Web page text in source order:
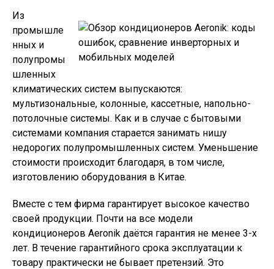
Из
промышле
нных и
полупромы
шленных
климатических систем выпускаются:
мультизональные, колонные, кассетные, напольно-
потолочные системы. Как и в случае с бытовыми
системами компания старается занимать нишу
недорогих полупромышленных систем. Уменьшение
стоимости происходит благодаря, в том числе,
изготовлению оборудования в Китае.
Вместе с тем фирма гарантирует высокое качество
своей продукции. Почти на все модели
кондиционеров Aeronik даётся гарантия не менее 3-х
лет. В течение гарантийного срока эксплуатации к
товару практически не бывает претензий. Это